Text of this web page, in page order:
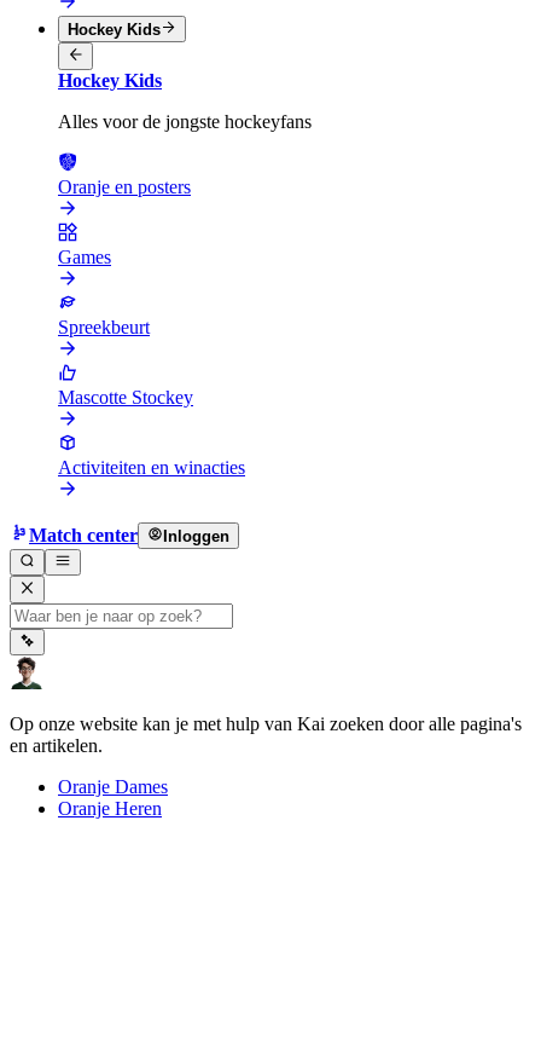
Hockey Kids
Hockey Kids
Alles voor de jongste hockeyfans
Oranje en posters
Games
Spreekbeurt
Mascotte Stockey
Activiteiten en winacties
Match center Inloggen
Op onze website kan je met hulp van Kai zoeken door alle pagina's
en artikelen.
Oranje Dames
Oranje Heren